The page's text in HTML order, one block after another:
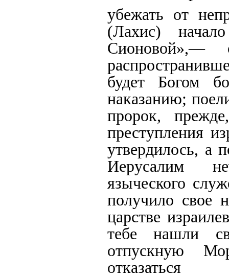
убежать от
(Лахис)
Сионовой»,—
будет Богом
наказанию;
пророк,
преступления
утвердилось, а
Иерусалим
языческого
получило свое
царстве
тебе нашли
отпускную
отказаться